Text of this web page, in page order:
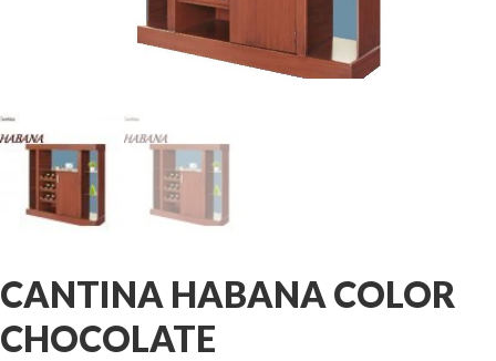
CANTINA HABANA COLOR
CHOCOLATE